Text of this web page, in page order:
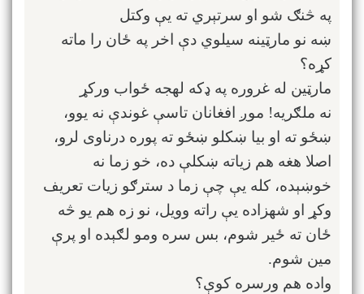
په څنګ شو او سرتېري ته یې وکتل
ښه نو مارټینه سیلوي دې اخر په ځان را ماته
کړه؟
مارټین له غروره په ډکه لهجه ځواب ورکړ
نه ملګریه! موږ افغانان تاسې غوندې نه یوو،
ښځو ته او بیا ښکلو ښځو ته پوره درناوی لرو،
اصلا هغه هم زیاته ښکلې ده، خو زما نه
خوښېده، کله یې چې زما د سترګو زیات تعریف
وکړ او شهزاده یې راته وویل، نو زه هم یو څه
ځان ته ځير شوم، بس سره ومو لګېده او پرې
مین شوم.
واده هم ورسره کوې؟